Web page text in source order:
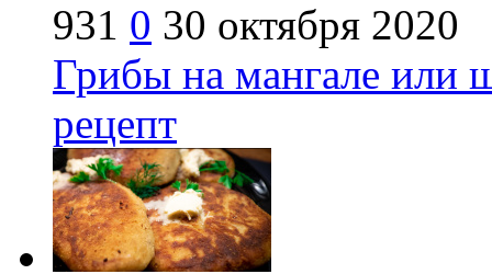
931 0 30 октября 2020
Грибы на мангале или
рецепт